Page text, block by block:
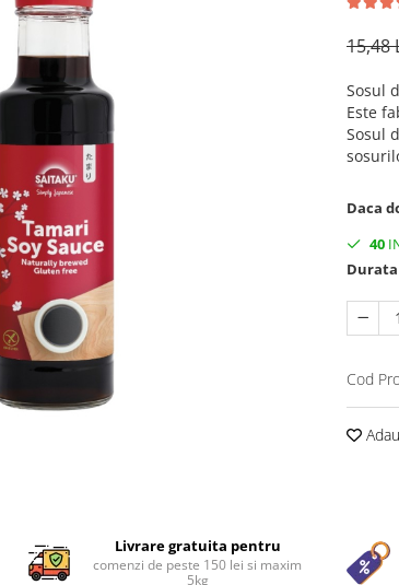
15,48
Sosul
Este
Sosul
Daca
40
Cod
Livrare gratuita pentru
comenzi de peste 150 lei si maxim
5kg